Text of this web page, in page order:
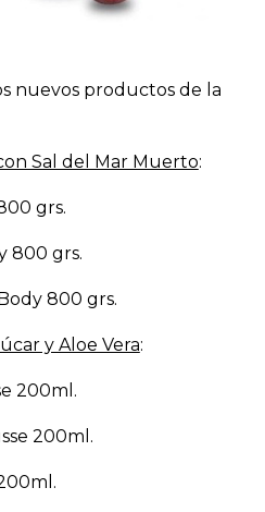
nuevos productos de la
Sal del Mar Muerto:
grs.
800 grs.
800 grs.
y Aloe Vera:
200ml.
200ml.